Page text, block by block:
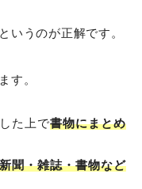
いうのが正解です。
す。
た上で書物にまとめ
聞・雑誌・書物など